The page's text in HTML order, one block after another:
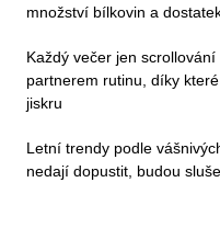
množství bílkovin a
Každý večer jen
partnerem rutinu, díky
jiskru
Letní trendy podle
nedají dopustit, budou